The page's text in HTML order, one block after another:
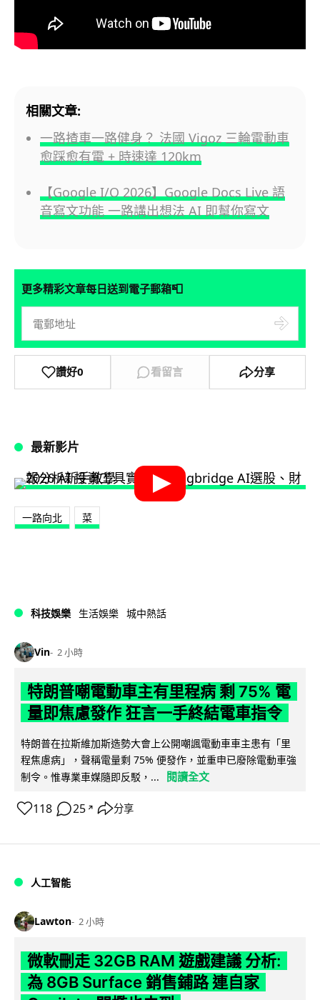
相關文章:
一路揸車一路健身？ 法國 Vigoz 三輪電動車
愈踩愈有電 + 時速達 120km
【Google I/O 2026】Google Docs Live 語
音寫文功能 一路講出想法 AI 即幫你寫文
更多精彩文章每日送到電子郵箱📮
讚好0 看留言 分享
最新影片
一路向北 菜
科技娛樂 生活娛樂 城中熱話
Vin 2 小時
特朗普嘲電動車主有里程病 剩 75% 電
量即焦慮發作 狂言一手終結電車指令
特朗普在拉斯維加斯造勢大會上公開嘲諷電動車車主患有「里
程焦慮病」，聲稱電量剩 75% 便發作，並重申已廢除電動車強
制令。惟專業車媒隨即反駁，...
閱讀全文
118 25 ↗ 分享
人工智能
Lawton 2 小時
微軟刪走 32GB RAM 遊戲建議 分析:
為 8GB Surface 銷售鋪路 連自家